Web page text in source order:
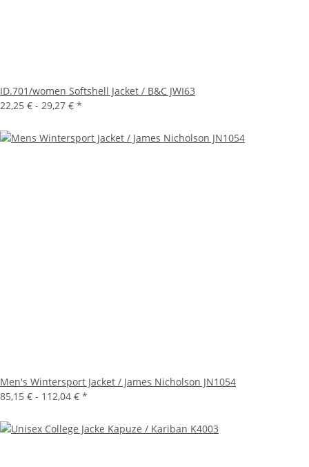
ID.701/women Softshell Jacket / B&C JWI63
22,25 € - 29,27 € *
Men's Wintersport Jacket / James Nicholson JN1054
85,15 € - 112,04 € *